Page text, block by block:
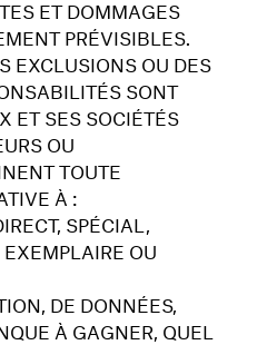
ET DOMMAGES
PRÉVISIBLES.
EXCLUSIONS OU DES
SONT
ET SES SOCIÉTÉS
OU
TOUTE
À :
SPÉCIAL,
OU
DE DONNÉES,
À GAGNER, QUEL